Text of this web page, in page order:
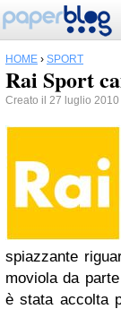
HOME › SPORT
Rai Sport
Creato il 27 luglio
spiazzante
moviola da
è stata accolta